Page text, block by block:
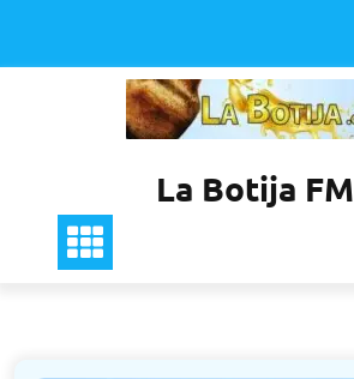
contenido
La Botija FM